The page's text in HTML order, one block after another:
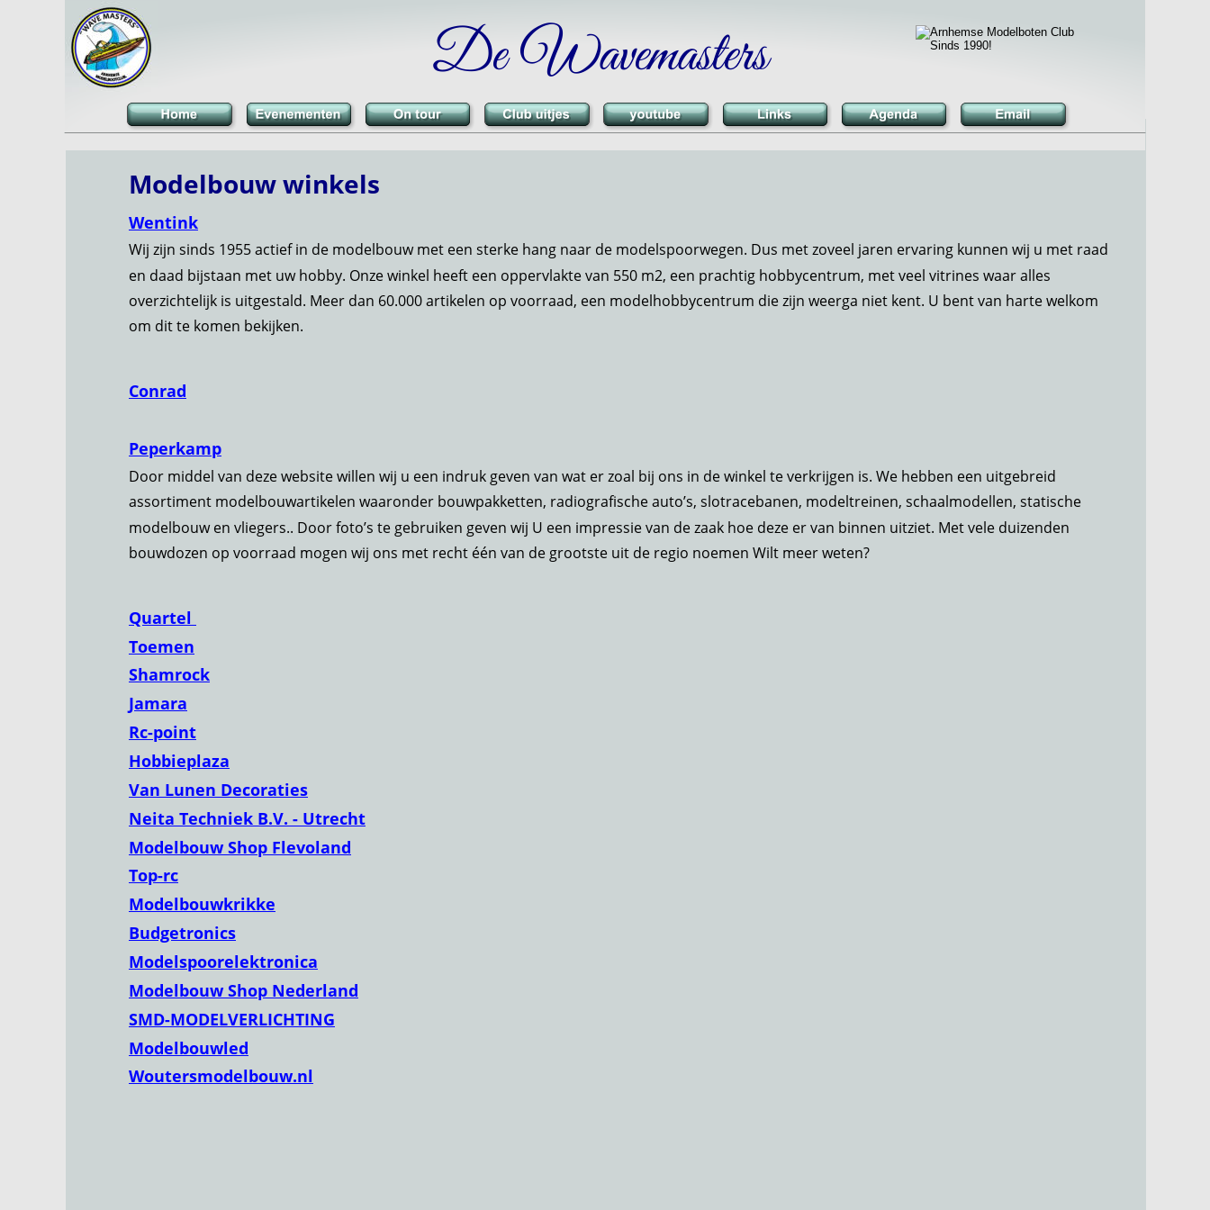
De Wavemasters
Modelbouw winkels
Wentink
Wij zijn sinds 1955 actief in de modelbouw met een sterke hang naar de modelspoorwegen. Dus met zoveel jaren ervaring kunnen wij u met raad
en daad bijstaan met uw hobby. Onze winkel heeft een oppervlakte van 550 m2, een prachtig hobbycentrum, met veel vitrines waar alles
overzichtelijk is uitgestald. Meer dan 60.000 artikelen op voorraad, een modelhobbycentrum die zijn weerga niet kent. U bent van harte welkom
om dit te komen bekijken.
Conrad
Peperkamp
Door middel van deze website willen wij u een indruk geven van wat er zoal bij ons in de winkel te verkrijgen is. We hebben een uitgebreid
assortiment modelbouwartikelen waaronder bouwpakketten, radiografische auto’s, slotracebanen, modeltreinen, schaalmodellen, statische
modelbouw en vliegers.. Door foto’s te gebruiken geven wij U een impressie van de zaak hoe deze er van binnen uitziet. Met vele duizenden
bouwdozen op voorraad mogen wij ons met recht één van de grootste uit de regio noemen Wilt meer weten?
Quartel
Toemen
Shamrock
Jamara
Rc-point
Hobbieplaza
Van Lunen Decoraties
Neita Techniek B.V. - Utrecht
Modelbouw Shop Flevoland
Top-rc
Modelbouwkrikke
Budgetronics
Modelspoorelektronica
Modelbouw Shop Nederland
SMD-MODELVERLICHTING
Modelbouwled
Woutersmodelbouw.nl